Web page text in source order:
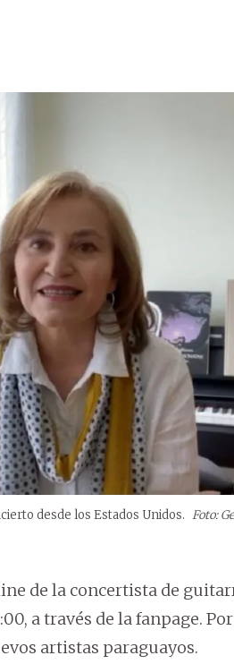
desde los Estados Unidos. Foto:
de la concertista de
a través de la fanpage.
artistas paraguayos.